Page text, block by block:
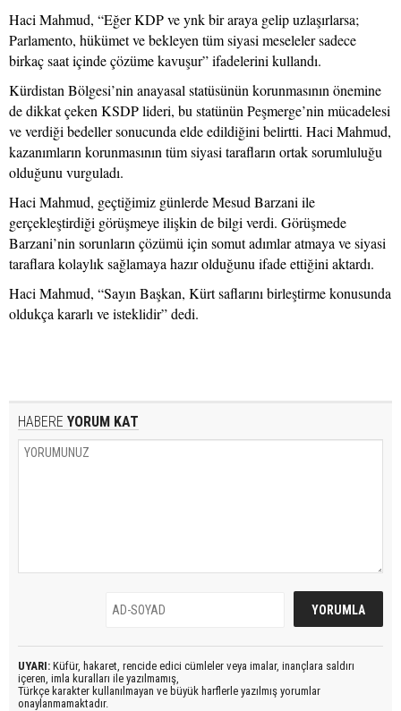
Haci Mahmud, “Eğer KDP ve ynk bir araya gelip uzlaşırlarsa;
Parlamento, hükümet ve bekleyen tüm siyasi meseleler sadece
birkaç saat içinde çözüme kavuşur” ifadelerini kullandı.
Kürdistan Bölgesi’nin anayasal statüsünün korunmasının önemine
de dikkat çeken KSDP lideri, bu statünün Peşmerge’nin mücadelesi
ve verdiği bedeller sonucunda elde edildiğini belirtti. Haci Mahmud,
kazanımların korunmasının tüm siyasi tarafların ortak sorumluluğu
olduğunu vurguladı.
Haci Mahmud, geçtiğimiz günlerde Mesud Barzani ile
gerçekleştirdiği görüşmeye ilişkin de bilgi verdi. Görüşmede
Barzani’nin sorunların çözümü için somut adımlar atmaya ve siyasi
taraflara kolaylık sağlamaya hazır olduğunu ifade ettiğini aktardı.
Haci Mahmud, “Sayın Başkan, Kürt saflarını birleştirme konusunda
oldukça kararlı ve isteklidir” dedi.
HABERE YORUM KAT
UYARI: Küfür, hakaret, rencide edici cümleler veya imalar, inançlara saldırı
içeren, imla kuralları ile yazılmamış,
Türkçe karakter kullanılmayan ve büyük harflerle yazılmış yorumlar
onaylanmamaktadır.